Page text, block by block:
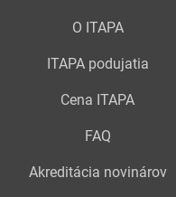
O ITAPA
ITAPA podujatia
Cena ITAPA
FAQ
Akreditácia novinárov